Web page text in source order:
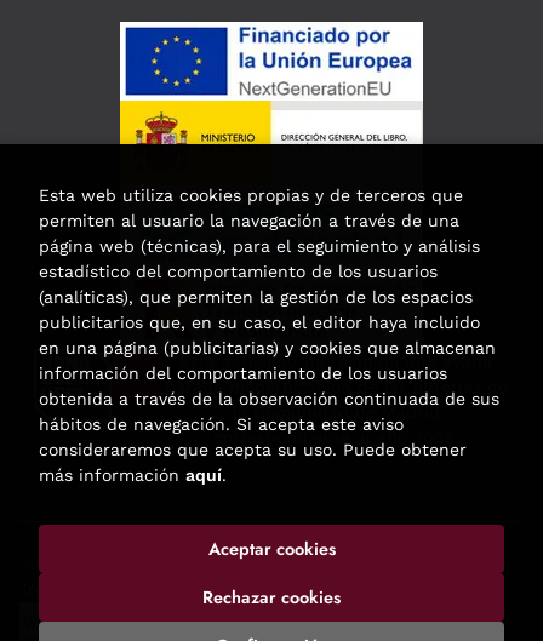
Esta actividad ha recibido una ayuda
para la modernización de las librerías de
la Comunidad de Madrid
correspondiente al año 2025.
. Todos los Derechos Reservados |
Esta web utiliza cookies propias y de terceros que
permiten al usuario la navegación a través de una
página web (técnicas), para el seguimiento y análisis
estadístico del comportamiento de los usuarios
(analíticas), que permiten la gestión de los espacios
publicitarios que, en su caso, el editor haya incluido
en una página (publicitarias) y cookies que almacenan
información del comportamiento de los usuarios
obtenida a través de la observación continuada de sus
hábitos de navegación. Si acepta este aviso
consideraremos que acepta su uso. Puede obtener
más información aquí.
Rechazar cookies
Aceptar cookies